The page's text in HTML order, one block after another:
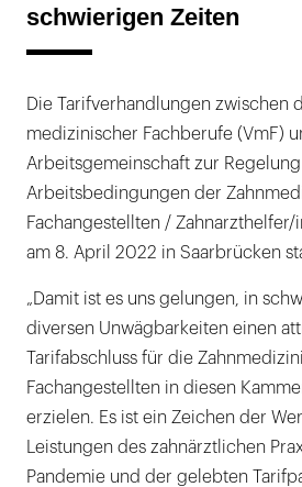
schwierigen Zeiten
Die Tarifverhandlungen zwischen
medizinischer Fachberufe (VmF)
Arbeitsgemeinschaft zur
Arbeitsbedingungen der
Fachangestellten / Zahnarzthelfer/
am 8. April 2022 in Saarbrücken
„Damit ist es uns gelungen, in
diversen Unwägbarkeiten einen
Tarifabschluss für die
Fachangestellten in diesen
erzielen. Es ist ein Zeichen der
Leistungen des zahnärztlichen
Pandemie und der gelebten